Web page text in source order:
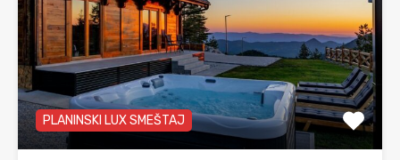
PLANINSKI LUX SMEŠTAJ